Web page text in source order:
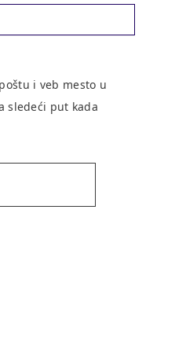
i veb mesto u
sledeći put kada